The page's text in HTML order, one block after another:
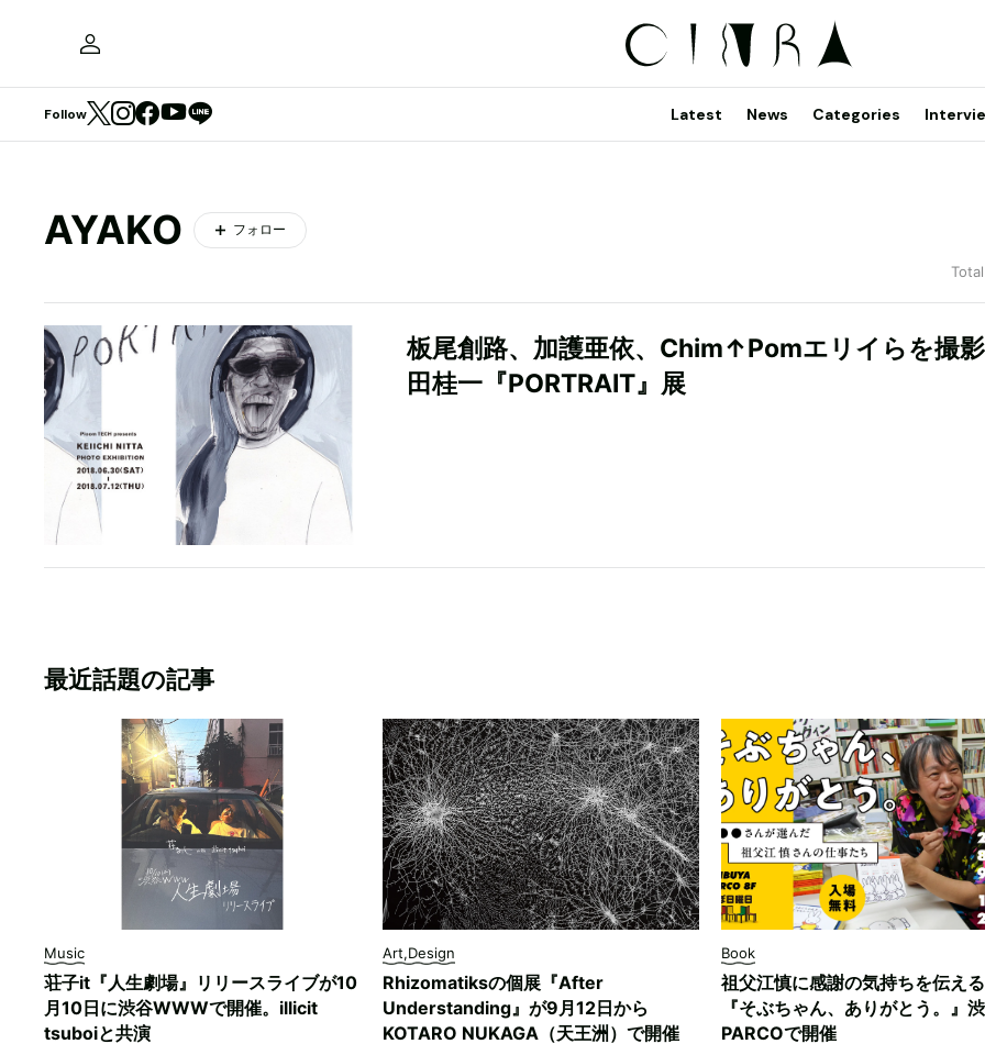
Follow Latest News Categories
AYAKO フォロー
板尾創路、加護亜依、Chim↑Pomエリイらを撮
田桂一『PORTRAIT』展
最近話題の記事
Music
荘子it『人生劇場』リリースライブが10
月10日に渋谷WWWで開催。illicit
tsuboiと共演
Art,Design
Rhizomatiksの個展『After
Understanding』が9月12日から
KOTARO NUKAGA（天王洲）で開催
Book
祖父江慎に感謝の気持ちを伝え
『そぶちゃん、ありがとう。』
PARCOで開催